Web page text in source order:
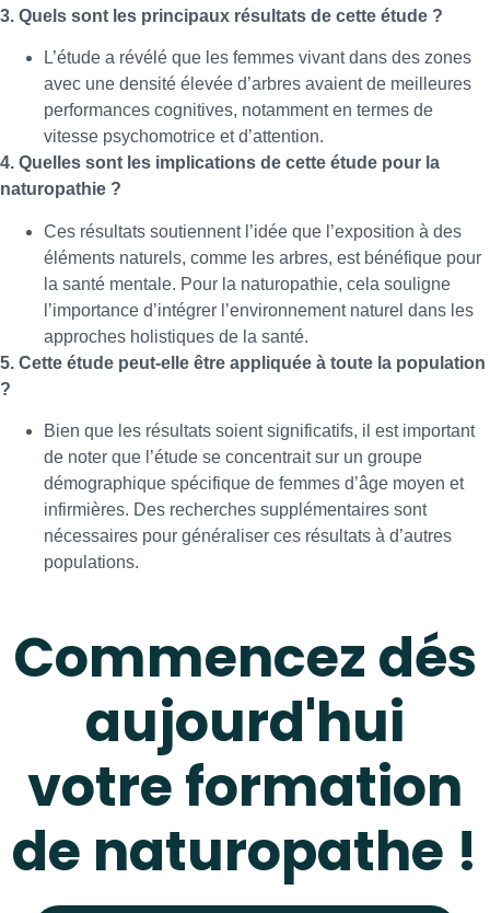
3. Quels sont les principaux résultats de cette étude ?
L’étude a révélé que les femmes vivant dans des zones
avec une densité élevée d’arbres avaient de meilleures
performances cognitives, notamment en termes de
vitesse psychomotrice et d’attention.
4. Quelles sont les implications de cette étude pour la
naturopathie ?
Ces résultats soutiennent l’idée que l’exposition à des
éléments naturels, comme les arbres, est bénéfique pour
la santé mentale. Pour la naturopathie, cela souligne
l’importance d’intégrer l’environnement naturel dans les
approches holistiques de la santé.
5. Cette étude peut-elle être appliquée à toute la population
?
Bien que les résultats soient significatifs, il est important
de noter que l’étude se concentrait sur un groupe
démographique spécifique de femmes d’âge moyen et
infirmières. Des recherches supplémentaires sont
nécessaires pour généraliser ces résultats à d’autres
populations.
Commencez dés
aujourd'hui
votre formation
de naturopathe !